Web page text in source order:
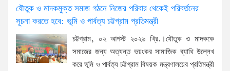
যৌতুক ও মাদকমুক্ত সমাজ গঠনে নিজের পরিবার থেকেই পরিবর্তনের
সূচনা করতে হবে: ভূমি ও পার্বত্য চট্টগ্রাম প্রতিমন্ত্রী
চট্টগ্রাম, ০২ আগস্ট ২০২৬ খ্রি.।যৌতুক ও মাদককে
সমাজের জন্য অত্যন্ত ভয়ংকর সামাজিক ব্যাধি উল্লেখ
করে ভূমি ও পার্বত্য চট্টগ্রাম বিষয়ক মন্ত্রণালয়ের প্রতিমন্ত্রী